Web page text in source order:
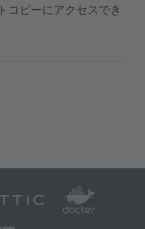
コピーにアクセスでき